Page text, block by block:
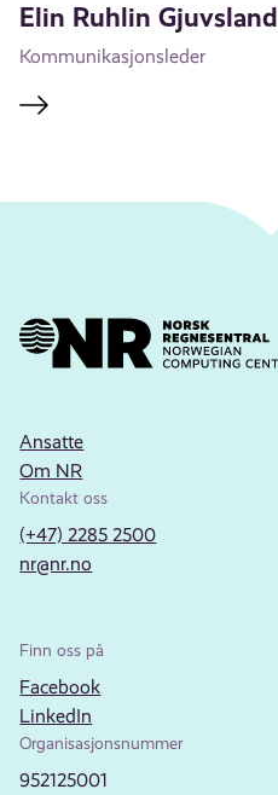
Elin Ruhlin Gjuvsland
Kommunikasjonsleder
Ansatte
Om NR
Kontakt oss
(+47) 2285 2500
nr@nr.no
Finn oss på
Facebook
LinkedIn
Organisasjonsnummer
952125001